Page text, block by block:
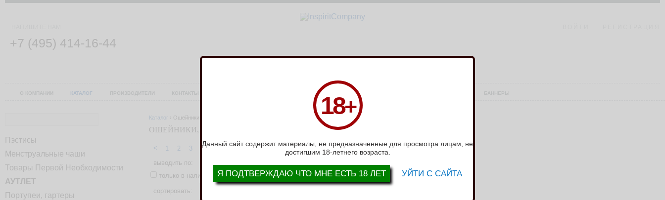
18+
Данный сайт содержит материалы, не предназначенные для просмотра лицам, не
достигшим 18-летнего возраста.
Я ПОДТВЕРЖДАЮ ЧТО МНЕ ЕСТЬ 18 ЛЕТ УЙТИ С САЙТА
О КОМПАНИИ КАТАЛОГ ПРОИЗВОДИТЕЛИ КОНТАКТЫ ВОПРОС-ОТВЕТ ВАКАНСИИ БАННЕРЫ
+7 (495) 414-16-44
Пэстисы
Менструальные чаши
Товары Первой Необходимости
АУТЛЕТ
Портупеи, гартеры
Каталог › Ошейники, поводки
ОШЕЙНИКИ, ПОВОДКИ
< 1 2 3 4 5 6 7 8 9 10 >
>>
выводить по:
24 36
Показать все
только в наличии
сортировать: